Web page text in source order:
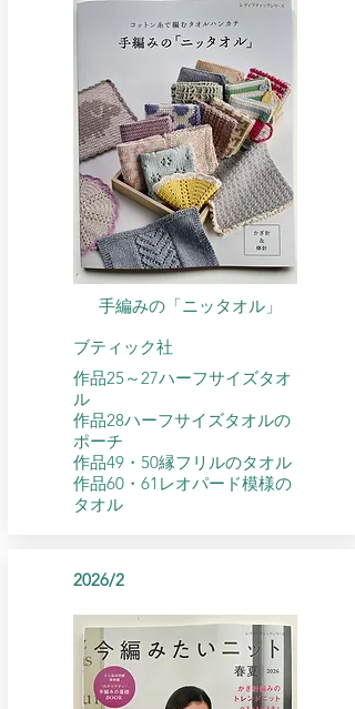
手編みの「ニッタオル」
​ブティック社
作品25～27ハーフサイズタオ
ル
作品28ハーフサイズタオルの
ポーチ
​作品49・50縁フリルのタオル
​作品60・61レオパード模様の
タオル
2026/2